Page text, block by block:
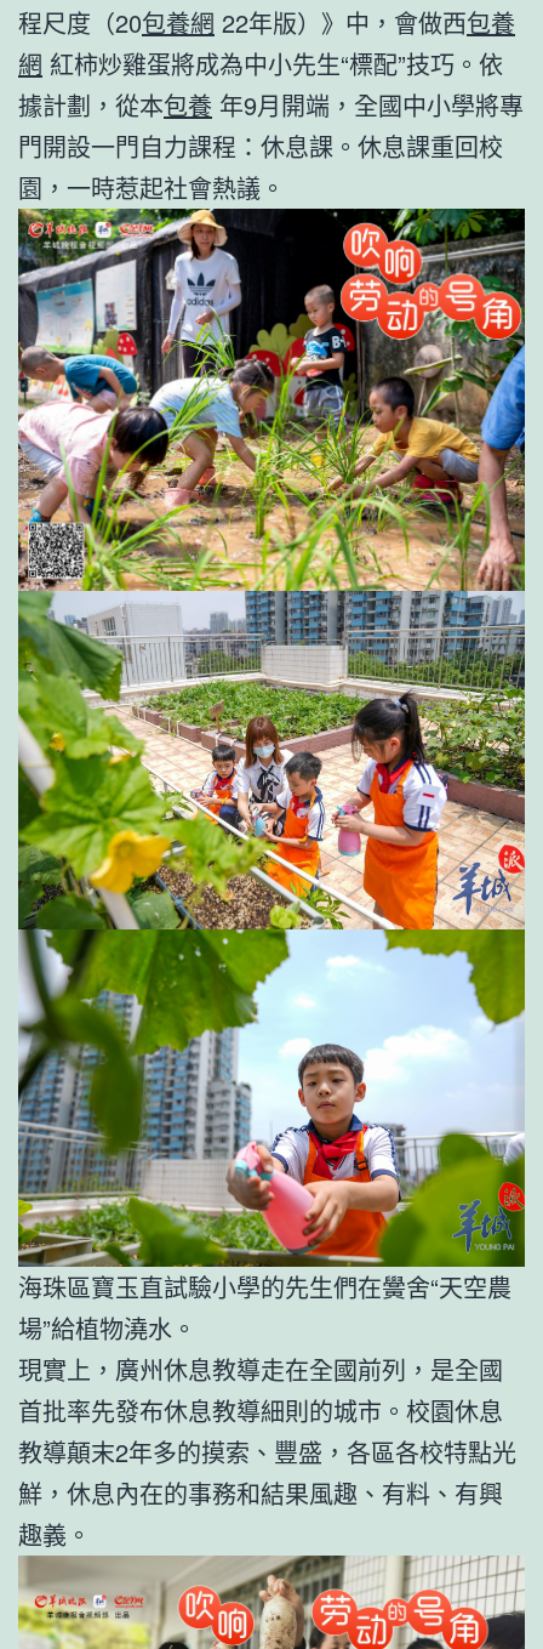
程尺度（20包養網 22年版）》中，會做西包養
網 紅柿炒雞蛋將成為中小先生“標配”技巧。依
據計劃，從本包養 年9月開端，全國中小學將專
門開設一門自力課程：休息課。休息課重回校
園，一時惹起社會熱議。
海珠區寶玉直試驗小學的先生們在黌舍“天空農
場”給植物澆水。
現實上，廣州休息教導走在全國前列，是全國
首批率先發布休息教導細則的城市。校園休息
教導顛末2年多的摸索、豐盛，各區各校特點光
鮮，休息內在的事務和結果風趣、有料、有興
趣義。